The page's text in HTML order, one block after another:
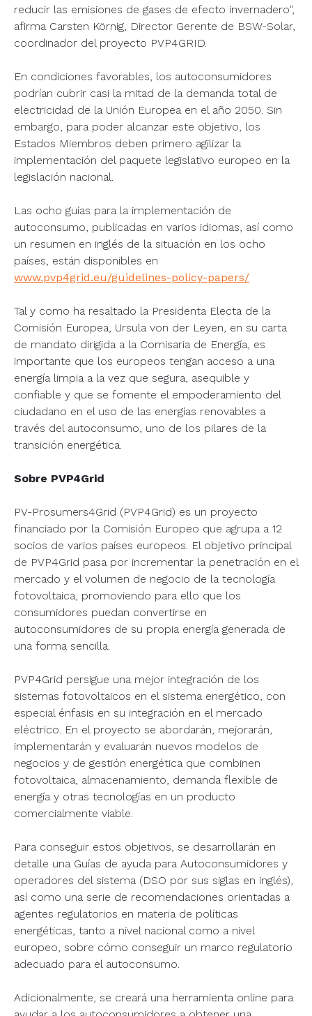
reducir las emisiones de gases de efecto invernadero",
afirma Carsten Körnig, Director Gerente de BSW-Solar,
coordinador del proyecto PVP4GRID.
En condiciones favorables, los autoconsumidores
podrían cubrir casi la mitad de la demanda total de
electricidad de la Unión Europea en el año 2050. Sin
embargo, para poder alcanzar este objetivo, los
Estados Miembros deben primero agilizar la
implementación del paquete legislativo europeo en la
legislación nacional.
Las ocho guías para la implementación de
autoconsumo, publicadas en varios idiomas, así como
un resumen en inglés de la situación en los ocho
países, están disponibles en
www.pvp4grid.eu/guidelines-policy-papers/
Tal y como ha resaltado la Presidenta Electa de la
Comisión Europea, Ursula von der Leyen, en su carta
de mandato dirigida a la Comisaria de Energía, es
importante que los europeos tengan acceso a una
energía limpia a la vez que segura, asequible y
confiable y que se fomente el empoderamiento del
ciudadano en el uso de las energías renovables a
través del autoconsumo, uno de los pilares de la
transición energética.
Sobre PVP4Grid
PV-Prosumers4Grid (PVP4Grid) es un proyecto
financiado por la Comisión Europeo que agrupa a 12
socios de varios países europeos. El objetivo principal
de PVP4Grid pasa por incrementar la penetración en el
mercado y el volumen de negocio de la tecnología
fotovoltaica, promoviendo para ello que los
consumidores puedan convertirse en
autoconsumidores de su propia energía generada de
una forma sencilla.
PVP4Grid persigue una mejor integración de los
sistemas fotovoltaicos en el sistema energético, con
especial énfasis en su integración en el mercado
eléctrico. En el proyecto se abordarán, mejorarán,
implementarán y evaluarán nuevos modelos de
negocios y de gestión energética que combinen
fotovoltaica, almacenamiento, demanda flexible de
energía y otras tecnologías en un producto
comercialmente viable.
Para conseguir estos objetivos, se desarrollarán en
detalle una Guías de ayuda para Autoconsumidores y
operadores del sistema (DSO por sus siglas en inglés),
así como una serie de recomendaciones orientadas a
agentes regulatorios en materia de políticas
energéticas, tanto a nivel nacional como a nivel
europeo, sobre cómo conseguir un marco regulatorio
adecuado para el autoconsumo.
Adicionalmente, se creará una herramienta online para